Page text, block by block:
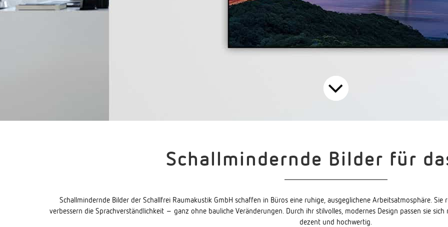
Schallmindernde Bilder für
Schallmindernde Bilder der Schallfrei Raumakustik GmbH schaffen in Büros eine ruhige, ausgeglichene Arbeitsatmosphäre.
verbessern die Sprachverständlichkeit – ganz ohne bauliche Veränderungen. Durch ihr stilvolles, modernes Design passen sie
dezent und hochwertig.